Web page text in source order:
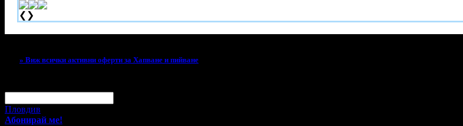
❮ ❯
» Виж всички активни оферти за Хапване и пийване
Пловдив
Абонирай ме!